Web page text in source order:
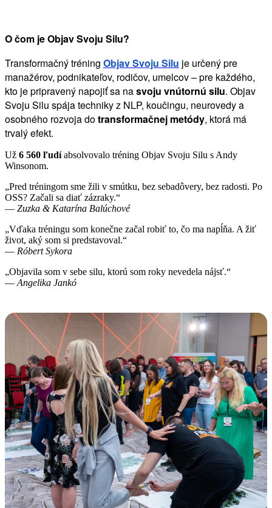
O čom je Objav Svoju Silu?
Transformačný tréning Objav Svoju Silu je určený pre
manažérov, podnikateľov, rodičov, umelcov – pre každého,
kto je pripravený napojiť sa nasvoju vnútornú silu. Objav
Svoju Silu spája techniky z NLP, koučingu, neurovedy a
osobného rozvoja dotransformačnej metódy, ktorá má
trvalý efekt.
Už 6 560 ľudíabsolvovalo tréning Objav Svoju Silu s Andy
Winsonom.
„Pred tréningom sme žili v smútku, bez sebadôvery, bez radosti. Po
OSS? Začali sa diať zázraky.“
— Zuzka & Katarína Balúchové
„Vďaka tréningu som konečne začal robiť to, čo ma napĺňa. A žiť
život, aký som si predstavoval.“
— Róbert Sykora
„Objavila som v sebe silu, ktorú som roky nevedela nájsť.“
— Angelika Jankó